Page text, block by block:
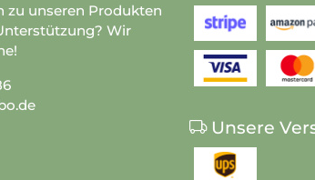
zu unseren Produkten
Wir
Unsere